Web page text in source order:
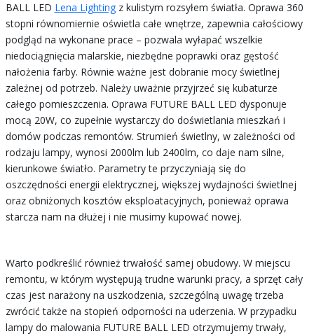
BALL LED Lena Lightingz kulistym rozsyłem światła. Oprawa 360
stopni równomiernie oświetla całe wnętrze, zapewnia całościowy
podgląd na wykonane prace – pozwala wyłapać wszelkie
niedociągnięcia malarskie, niezbędne poprawki oraz gęstość
nałożenia farby. Równie ważne jest dobranie mocy świetlnej
zależnej od potrzeb. Należy uważnie przyjrzeć się kubaturze
całego pomieszczenia. Oprawa FUTURE BALL LED dysponuje
mocą 20W, co zupełnie wystarczy do doświetlania mieszkań i
domów podczas remontów. Strumień świetlny, w zależności od
rodzaju lampy, wynosi 2000lm lub 2400lm, co daje nam silne,
kierunkowe światło. Parametry te przyczyniają się do
oszczędności energii elektrycznej, większej wydajności świetlnej
oraz obniżonych kosztów eksploatacyjnych, ponieważ oprawa
starcza nam na dłużej i nie musimy kupować nowej.
Warto podkreślić również trwałość samej obudowy. W miejscu
remontu, w którym występują trudne warunki pracy, a sprzęt cały
czas jest narażony na uszkodzenia, szczególną uwagę trzeba
zwrócić także na stopień odporności na uderzenia. W przypadku
lampy do malowania FUTURE BALL LED otrzymujemy trwały,